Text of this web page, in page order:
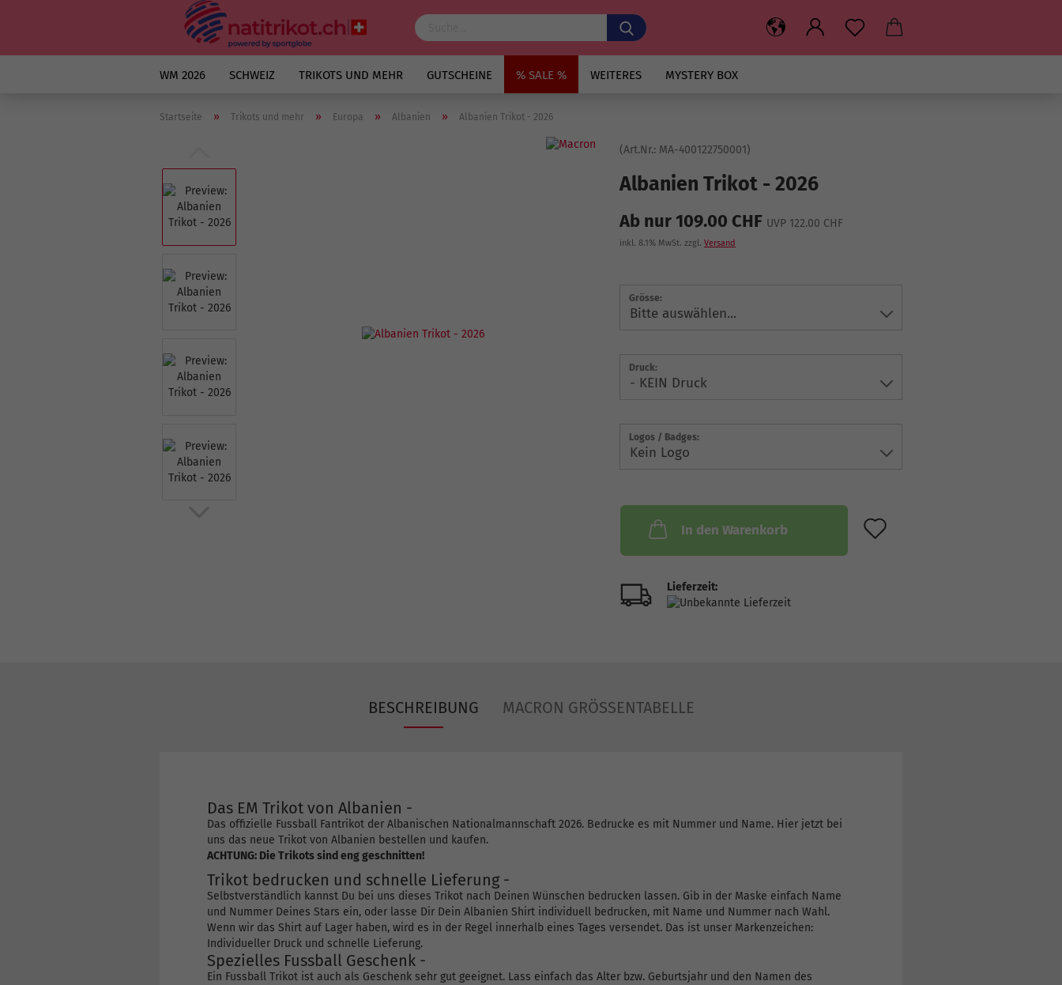
WM 2026 SCHWEIZ TRIKOTS UND MEHR GUTSCHEINE % SALE % WEITERES MYSTERY BOX
Startseite » Trikots und mehr » Europa » Albanien » Albanien Trikot - 2026
(Art.Nr.: MA-400122750001)
Albanien Trikot - 2026
Ab nur 109.00 CHF UVP 122.00 CHF
inkl. 8.1% MwSt. zzgl. Versand
Grösse:
Druck:
Logos / Badges:
In den Warenkorb
Lieferzeit:
BESCHREIBUNG MACRON GRÖSSENTABELLE
Das EM Trikot von Albanien -
Das offizielle Fussball Fantrikot der Albanischen Nationalmannschaft 2026. Bedrucke es mit Nummer und Name. Hier jetzt bei
uns das neue Trikot von Albanien bestellen und kaufen.
ACHTUNG: Die Trikots sind eng geschnitten!
Trikot bedrucken und schnelle Lieferung -
Selbstverständlich kannst Du bei uns dieses Trikot nach Deinen Wünschen bedrucken lassen. Gib in der Maske einfach Name
und Nummer Deines Stars ein, oder lasse Dir Dein Albanien Shirt individuell bedrucken, mit Name und Nummer nach Wahl.
Wenn wir das Shirt auf Lager haben, wird es in der Regel innerhalb eines Tages versendet. Das ist unser Markenzeichen:
Individueller Druck und schnelle Lieferung.
Spezielles Fussball Geschenk -
Ein Fussball Trikot ist auch als Geschenk sehr gut geeignet. Lass einfach das Alter bzw. Geburtsjahr und den Namen des